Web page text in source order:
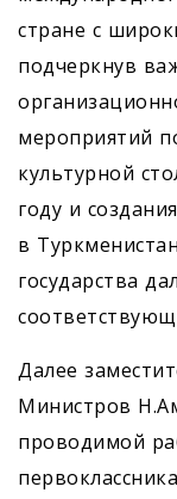
стране с
подчеркнув
мероприятий
культурной
году и
в
государства
Далее
Министров
проводимой